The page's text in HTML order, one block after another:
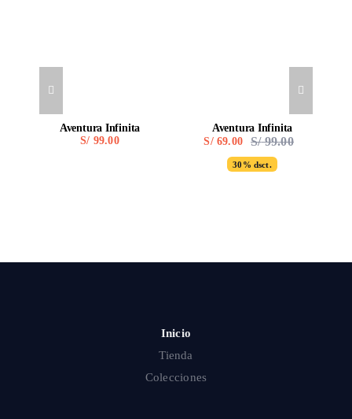
Aventura Infinita
S/ 99.00
Aventura Infinita
S/99.00Original
S/69.00
Current
30% dsct.
Inicio
Tienda
Colecciones